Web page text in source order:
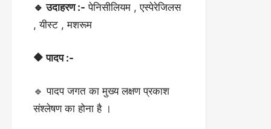
🔹 उदाहरण :- पेनिसीलियम , एस्पेरेजिलस
, यीस्ट , मशरूम
🔶 पादप :-
🔹 पादप जगत का मुख्य लक्षण प्रकाश
संश्लेषण का होना है ।